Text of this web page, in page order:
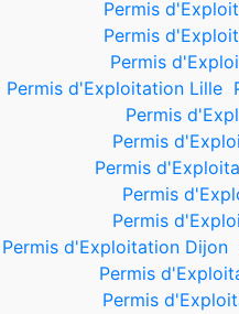
Permis
Permis
Permis
Permis d'Exploitation Lille
Permis
Permis
Permis
Permis
Permis
Permis d'Exploitation Dijon
Permis
Permis